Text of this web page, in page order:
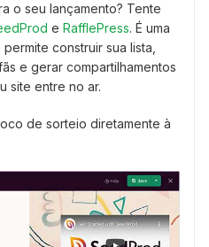
o seu lançamento? Tente
e RafflePress. É uma
construir sua lista,
e gerar compartilhamentos
site entre no ar.
de sorteio diretamente à